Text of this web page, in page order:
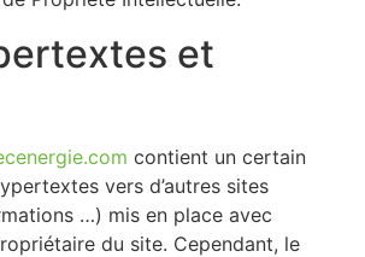
et
contient un certain
vers d’autres sites
…) mis en place avec
du site. Cependant, le